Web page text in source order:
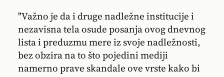
"Važno je da i druge nadležne institucije i
nezavisna tela osude posanja ovog dnevnog
lista i preduzmu mere iz svoje nadležnosti,
bez obzira na to što pojedini mediji
namerno prave skandale ove vrste kako bi